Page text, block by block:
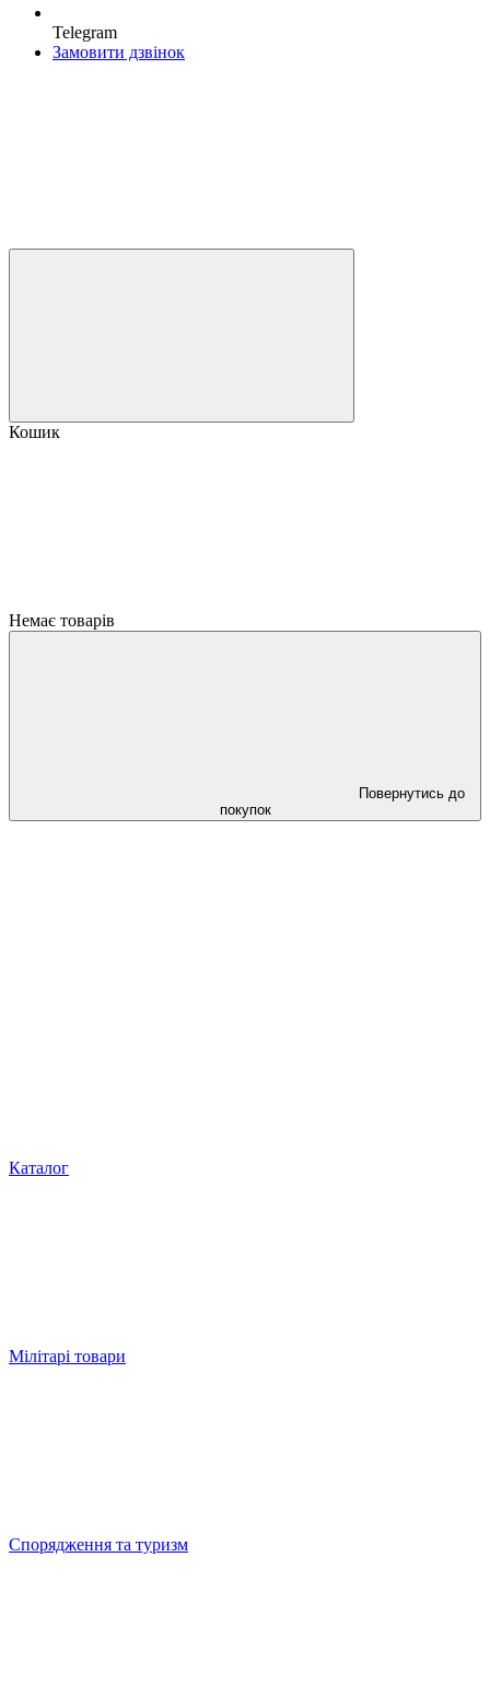
Telegram
Замовити дзвінок
Кошик
Немає товарів
Повернутись до
покупок
Каталог
Мілітарі товари
Спорядження та туризм